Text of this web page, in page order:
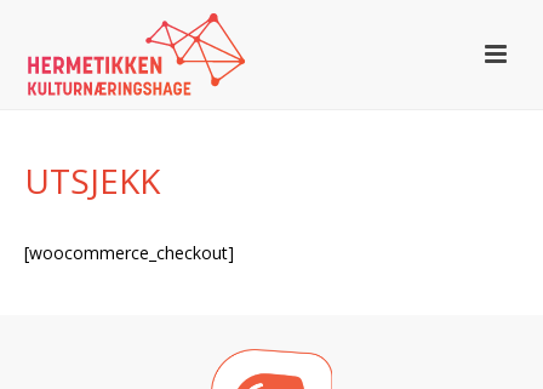
UTSJEKK
[woocommerce_checkout]